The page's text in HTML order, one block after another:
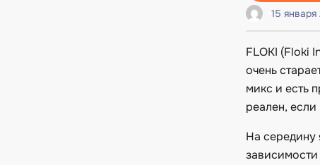
15
FLOKI (Floki
очень
микс и есть
реален, если
На середину